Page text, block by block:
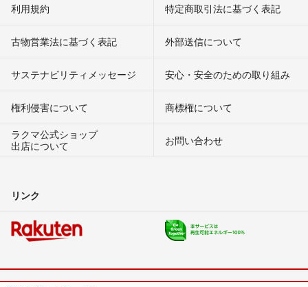
利用規約 特定商取引法に基づく表記
古物営業法に基づく表記 外部送信について
サステナビリティメッセージ 安心・安全のための取り組み
権利侵害について
商標権について
ラクマ公式ショップ
出店について
お問い合わせ
リンク